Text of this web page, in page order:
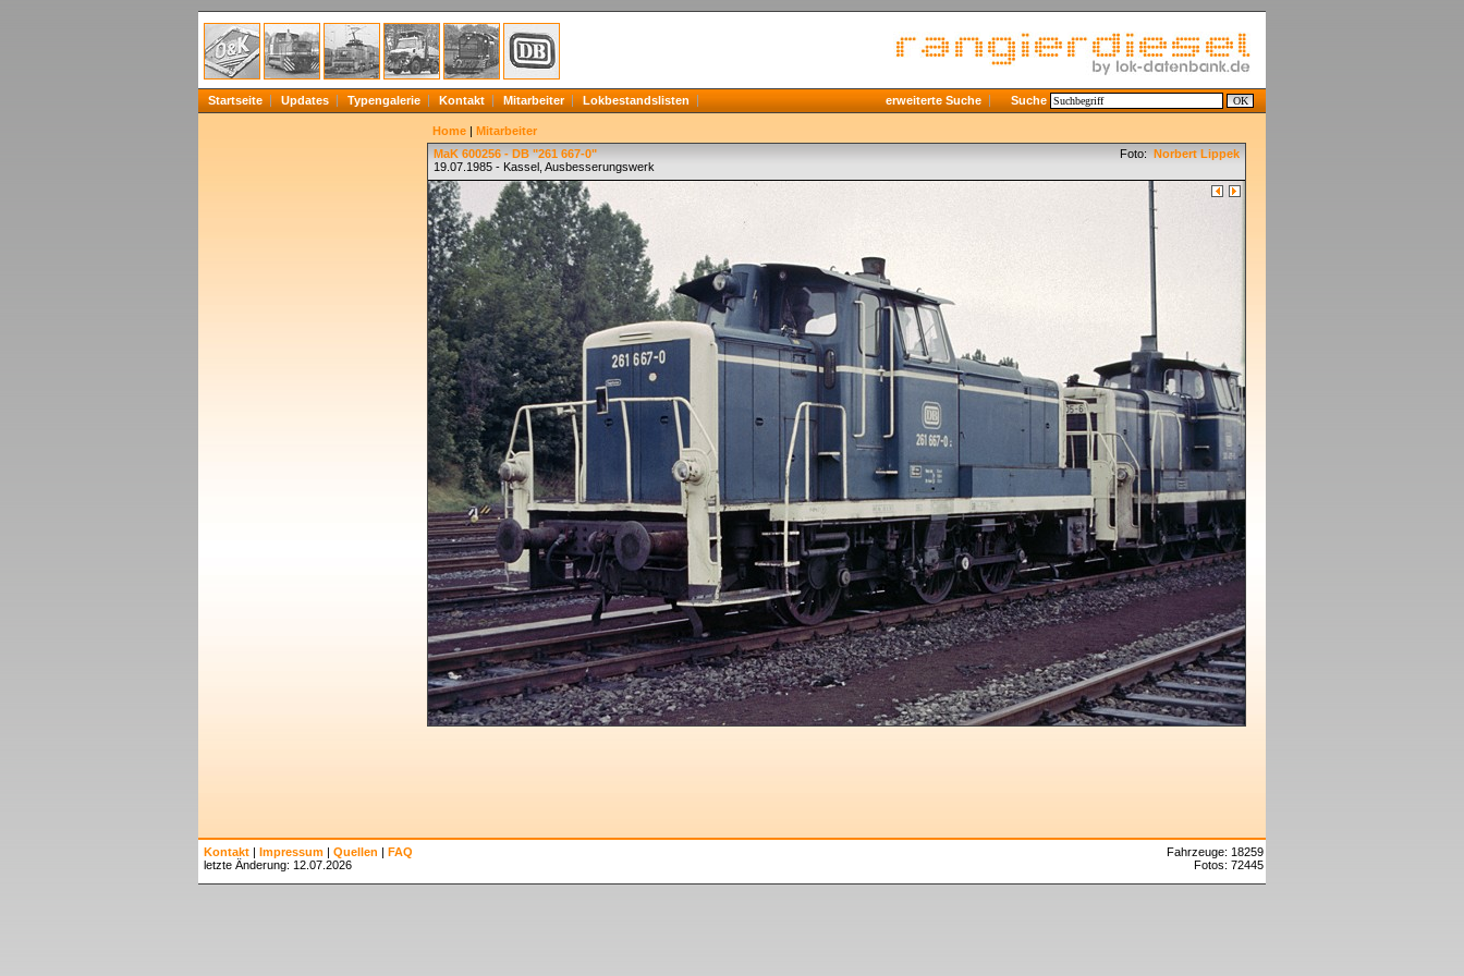
Startseite Updates Typengalerie Kontakt Mitarbeiter Lokbestandslisten erweiterte Suche Suche
Home | Mitarbeiter
MaK 600256 - DB "261 667-0"
19.07.1985 - Kassel, Ausbesserungswerk
Foto: Norbert Lippek
Kontakt | Impressum | Quellen | FAQ
letzte Änderung: 12.07.2026
Fahrzeuge: 18259
Fotos: 72445